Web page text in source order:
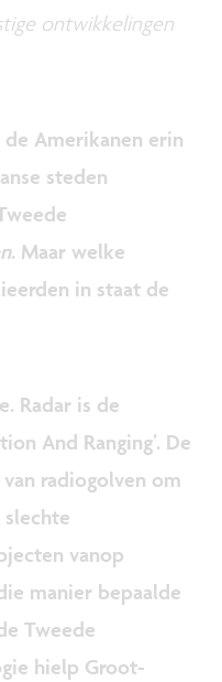
ontwikkelingen
de Amerikanen erin
steden
. Maar welke
in staat de
Radar is de
And Ranging’. De
radiogolven om
vanop
manier bepaalde
Tweede
hielp Groot-